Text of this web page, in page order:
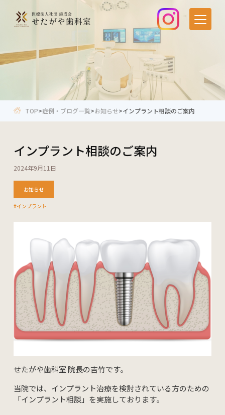
TOP
アクセス・医院紹介
当院が選ばれる理由
スタッフ紹介
料金表
採用情報
法人紹介
お問い合わせ
治療メニュー
一般歯科・根管治療
小児歯科 歯周病治療
矯正歯科 ホワイトニング
インプラント・入れ歯 口腔外科
セラミック治療
03-5431-5527
Web予約
TOP>症例・ブログ一覧>お知らせ>インプラント相談のご案内
インプラント相談のご案内
2024年9月11日
お知らせ
#インプラント
せたがや歯科室 院長の吉竹です。
当院では、インプラント治療を検討されている方のための
「インプラント相談」を実施しております。